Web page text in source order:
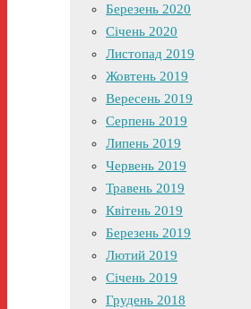
Березень 2020
Січень 2020
Листопад 2019
Жовтень 2019
Вересень 2019
Серпень 2019
Липень 2019
Червень 2019
Травень 2019
Квітень 2019
Березень 2019
Лютий 2019
Січень 2019
Грудень 2018